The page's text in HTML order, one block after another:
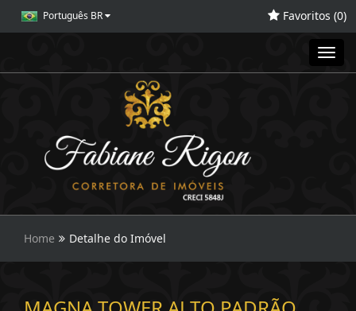
Português BR Favoritos (0)
Home Detalhe do Imóvel